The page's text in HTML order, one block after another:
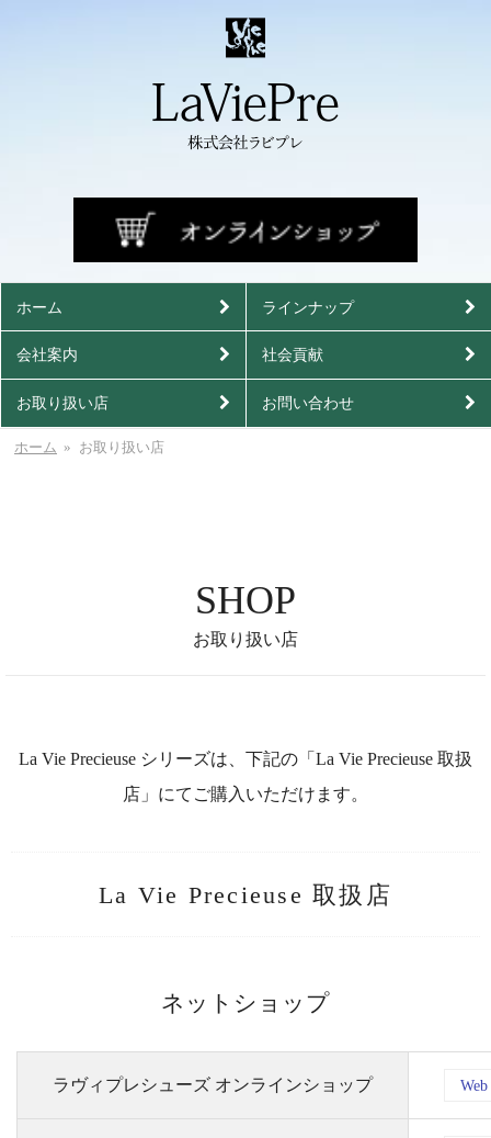
ホーム ラインナップ
会社案内 社会貢献
お取り扱い店 お問い合わせ
ホーム お取り扱い店
SHOP
お取り扱い店
La Vie Precieuse シリーズは、下記の「La Vie Precieuse 取扱
店」にてご購入いただけます。
La Vie Precieuse 取扱店
ネットショップ
ラヴィプレシューズ オンラインショップ Web